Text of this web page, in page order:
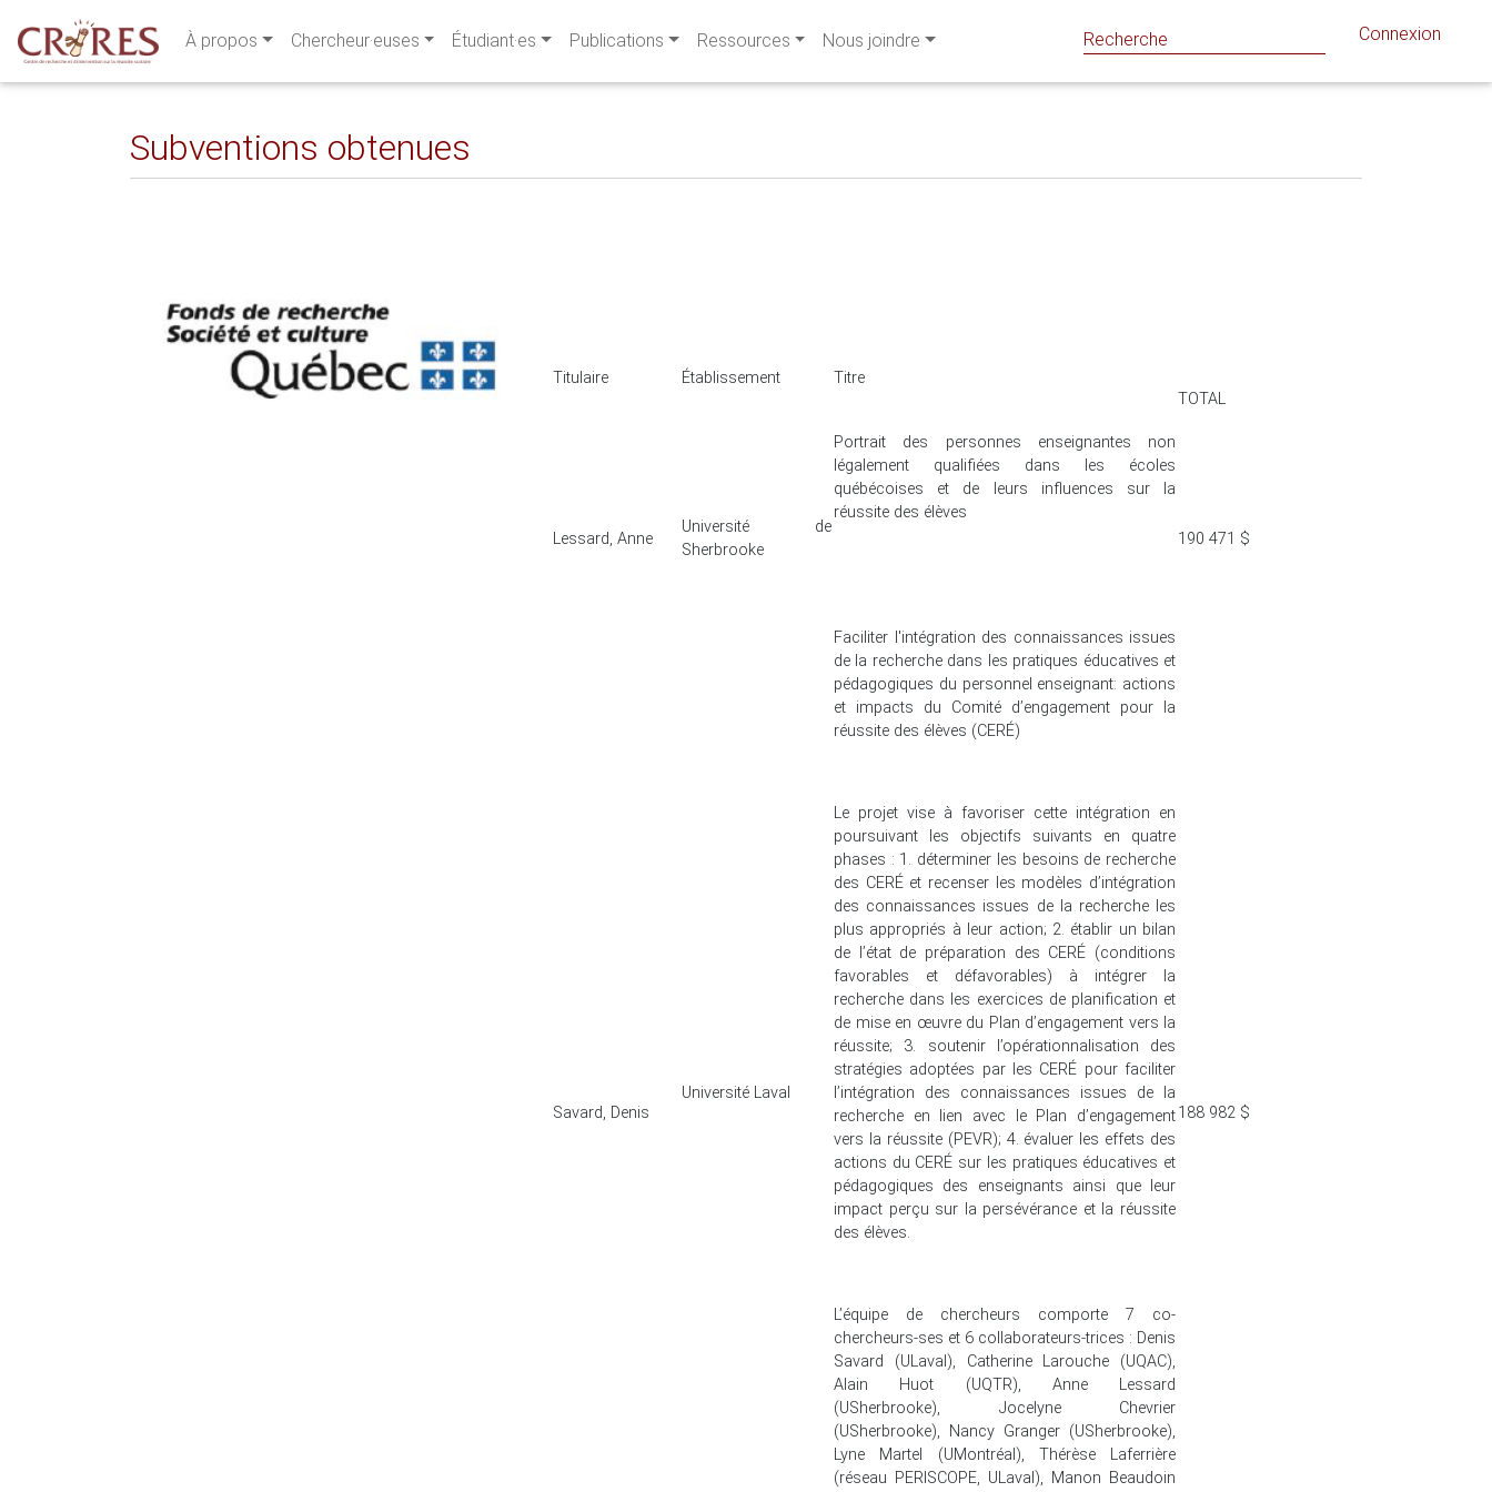
À propos Chercheur·euses Étudiant·es Publications Ressources Nous joindre Connexion
Subventions obtenues
Titulaire Établissement
Titre
TOTAL
Lessard, Anne
Université de
Sherbrooke
Portrait des personnes enseignantes non
légalement qualifiées dans les écoles
québécoises et de leurs influences sur la
réussite des élèves
190 471 $
Savard, Denis
Université Laval
Faciliter l'intégration des connaissances issues
de la recherche dans les pratiques éducatives et
pédagogiques du personnel enseignant: actions
et impacts du Comité d’engagement pour la
réussite des élèves (CERÉ)
Le projet vise à favoriser cette intégration en
poursuivant les objectifs suivants en quatre
phases : 1. déterminer les besoins de recherche
des CERÉ et recenser les modèles d’intégration
des connaissances issues de la recherche les
plus appropriés à leur action; 2. établir un bilan
de l’état de préparation des CERÉ (conditions
favorables et défavorables) à intégrer la
recherche dans les exercices de planification et
de mise en œuvre du Plan d’engagement vers la
réussite; 3. soutenir l’opérationnalisation des
stratégies adoptées par les CERÉ pour faciliter
l’intégration des connaissances issues de la
recherche en lien avec le Plan d’engagement
vers la réussite (PEVR); 4. évaluer les effets des
actions du CERÉ sur les pratiques éducatives et
pédagogiques des enseignants ainsi que leur
impact perçu sur la persévérance et la réussite
des élèves.
L’équipe de chercheurs comporte 7 co-
chercheurs-ses et 6 collaborateurs-trices : Denis
Savard (ULaval), Catherine Larouche (UQAC),
Alain Huot (UQTR), Anne Lessard
(USherbrooke), Jocelyne Chevrier
(USherbrooke), Nancy Granger (USherbrooke),
Lyne Martel (UMontréal), Thérèse Laferrière
(réseau PERISCOPE, ULaval), Manon Beaudoin
188 982 $